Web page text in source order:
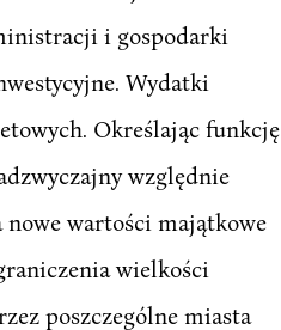
i gospodarki
Wydatki
Określając funkcję
względnie
nowe wartości majątkowe
wielkości
poszczególne miasta